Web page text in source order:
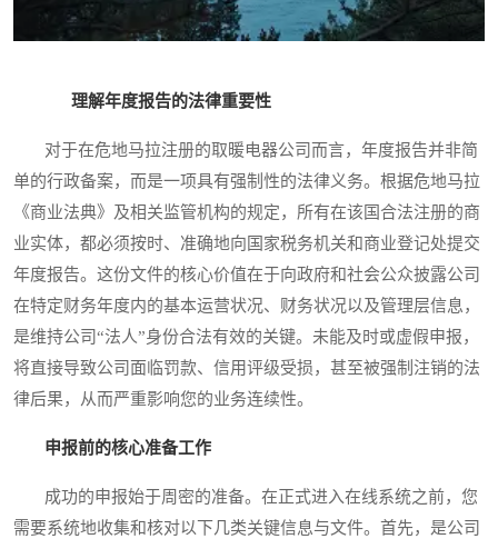
理解年度报告的法律重要性
对于在危地马拉注册的取暖电器公司而言，年度报告并非简
单的行政备案，而是一项具有强制性的法律义务。根据危地马拉
《商业法典》及相关监管机构的规定，所有在该国合法注册的商
业实体，都必须按时、准确地向国家税务机关和商业登记处提交
年度报告。这份文件的核心价值在于向政府和社会公众披露公司
在特定财务年度内的基本运营状况、财务状况以及管理层信息，
是维持公司“法人”身份合法有效的关键。未能及时或虚假申报，
将直接导致公司面临罚款、信用评级受损，甚至被强制注销的法
律后果，从而严重影响您的业务连续性。
申报前的核心准备工作
成功的申报始于周密的准备。在正式进入在线系统之前，您
需要系统地收集和核对以下几类关键信息与文件。首先，是公司